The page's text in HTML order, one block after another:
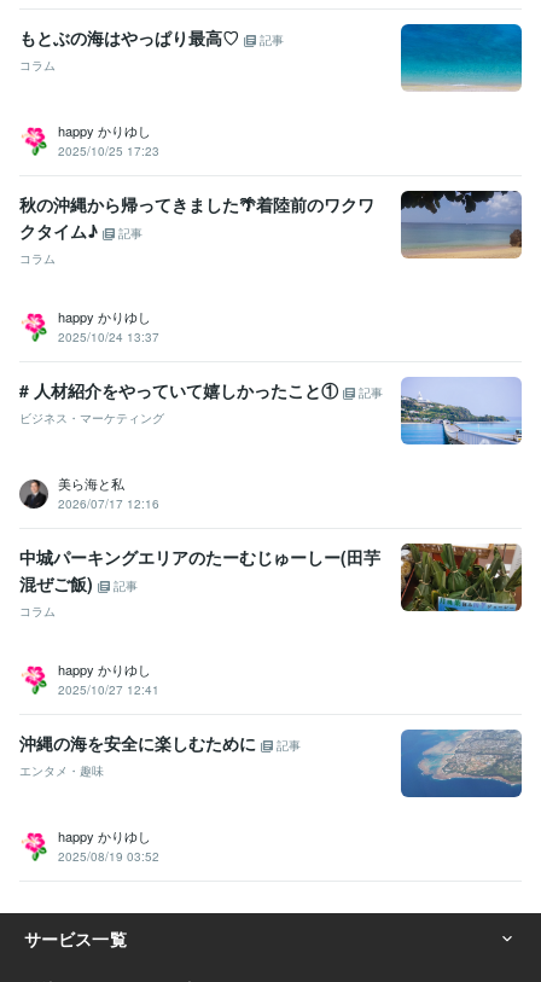
もとぶの海はやっぱり最高♡
記事
コラム
happy かりゆし
2025/10/25 17:23
秋の沖縄から帰ってきました🌴着陸前のワクワ
クタイム♪
記事
コラム
happy かりゆし
2025/10/24 13:37
# 人材紹介をやっていて嬉しかったこと①
記事
ビジネス・マーケティング
美ら海と私
2026/07/17 12:16
中城パーキングエリアのたーむじゅーしー(田芋
混ぜご飯)
記事
コラム
happy かりゆし
2025/10/27 12:41
沖縄の海を安全に楽しむために
記事
エンタメ・趣味
happy かりゆし
2025/08/19 03:52